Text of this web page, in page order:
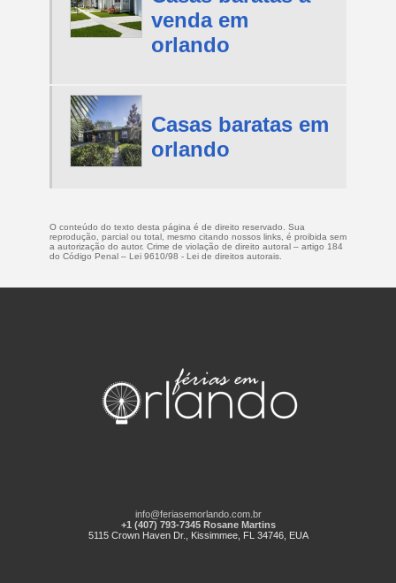
venda em
orlando
Casas baratas em
orlando
O conteúdo do texto desta página é de direito reservado. Sua
reprodução, parcial ou total, mesmo citando nossos links, é proibida sem
a autorização do autor. Crime de violação de direito autoral – artigo 184
do Código Penal – Lei 9610/98 - Lei de direitos autorais
info@feriasemorlando.com.br
+1 (407) 793-7345 Rosane Martins
5115 Crown Haven Dr., Kissimmee, FL 34746, EUA